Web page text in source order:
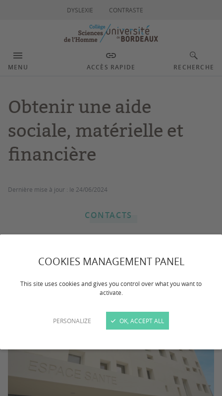
COOKIES MANAGEMENT PANEL
This site uses cookies and gives you control over what you want to
activate.
PERSONALIZE OK, ACCEPT ALL
DYSLEXIE CONTRASTE
MENU ACCÈS RAPIDE RECHERCHE
Obtenir une aide
sociale, matérielle et
financière
Dernière mise à jour : le 24/06/2024
CONTACTS
proposés par l’université de Bordeaux, le CROUS